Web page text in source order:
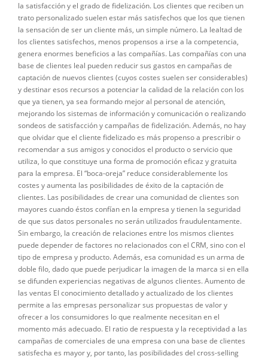
la satisfacción y el grado de fidelización. Los clientes que reciben un
trato personalizado suelen estar más satisfechos que los que tienen
la sensación de ser un cliente más, un simple número. La lealtad de
los clientes satisfechos, menos propensos a irse a la competencia,
genera enormes beneficios a las compañías. Las compañías con una
base de clientes leal pueden reducir sus gastos en campañas de
captación de nuevos clientes (cuyos costes suelen ser considerables)
y destinar esos recursos a potenciar la calidad de la relación con los
que ya tienen, ya sea formando mejor al personal de atención,
mejorando los sistemas de información y comunicación o realizando
sondeos de satisfacción y campañas de fidelización. Además, no hay
que olvidar que el cliente fidelizado es más propenso a prescribir o
recomendar a sus amigos y conocidos el producto o servicio que
utiliza, lo que constituye una forma de promoción eficaz y gratuita
para la empresa. El “boca-oreja” reduce considerablemente los
costes y aumenta las posibilidades de éxito de la captación de
clientes. Las posibilidades de crear una comunidad de clientes son
mayores cuando éstos confían en la empresa y tienen la seguridad
de que sus datos personales no serán utilizados fraudulentamente.
Sin embargo, la creación de relaciones entre los mismos clientes
puede depender de factores no relacionados con el CRM, sino con el
tipo de empresa y producto. Además, esa comunidad es un arma de
doble filo, dado que puede perjudicar la imagen de la marca si en ella
se difunden experiencias negativas de algunos clientes. Aumento de
las ventas El conocimiento detallado y actualizado de los clientes
permite a las empresas personalizar sus propuestas de valor y
ofrecer a los consumidores lo que realmente necesitan en el
momento más adecuado. El ratio de respuesta y la receptividad a las
campañas de comerciales de una empresa con una base de clientes
satisfecha es mayor y, por tanto, las posibilidades del cross-selling